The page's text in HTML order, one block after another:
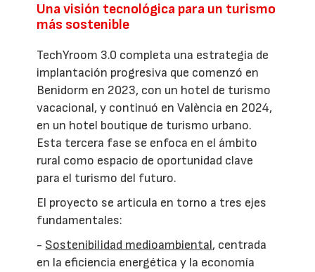
Una visión tecnológica para un turismo
más sostenible
TechYroom 3.0 completa una estrategia de
implantación progresiva que comenzó en
Benidorm en 2023, con un hotel de turismo
vacacional, y continuó en València en 2024,
en un hotel boutique de turismo urbano.
Esta tercera fase se enfoca en el ámbito
rural como espacio de oportunidad clave
para el turismo del futuro.
El proyecto se articula en torno a tres ejes
fundamentales:
- Sostenibilidad medioambiental, centrada
en la eficiencia energética y la economía